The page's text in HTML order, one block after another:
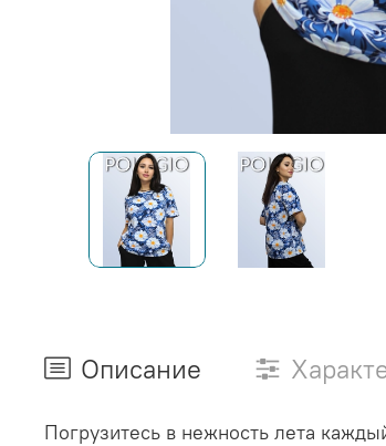
Описание
Погрузитесь в нежность лета